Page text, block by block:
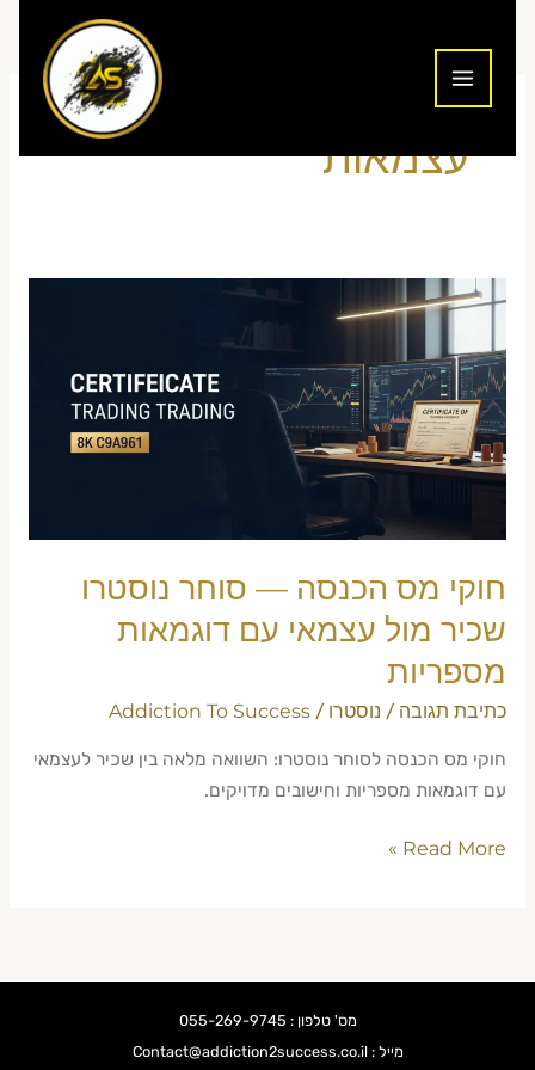
עצמאות
חוקי מס הכנסה — סוחר נוסטרו
שכיר מול עצמאי עם דוגמאות
מספריות
כתיבת תגובה / נוסטרו /
Addiction To Success
חוקי מס הכנסה לסוחר נוסטרו: השוואה מלאה בין שכיר לעצמאי
עם דוגמאות מספריות וחישובים מדויקים.
חוקי
הכנסה
—
סוחר
נוסטרו
שכיר
עצמאי
דוגמאות
מספריות
Read More »
מס' טלפון : 055-269-9745
מייל : Contact@addiction2success.co.il